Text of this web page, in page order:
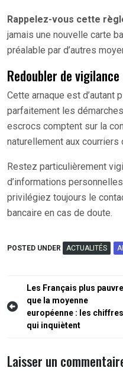
Rappelez-vous cette
jamais une nouvelle carte
préalable par d’autres
Redoubler de vigilance
Cette arnaque est d’autant
parfaitement les
escrocs comptent sur la
naturellement aux courriers
Restez particulièrement
d’informations
privilégiez toujours le
bancaire en cas de doute.
POSTED UNDER ACTUALITÉS
Navigation
de
l’article
Les Français plus
que la moyenne
européenne : les chiffres
qui inquiètent
Laisser un